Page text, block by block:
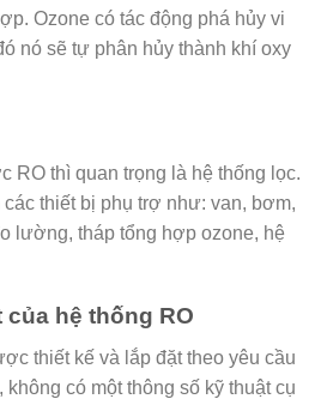
Ozone có tác động phá hủy vi
nó sẽ tự phân hủy thành khí oxy
RO thì quan trọng là hệ thống lọc.
thiết bị phụ trợ như: van, bơm,
lường, tháp tổng hợp ozone, hệ
hệ thống RO
thiết kế và lắp đặt theo yêu cầu
có một thông số kỹ thuật cụ